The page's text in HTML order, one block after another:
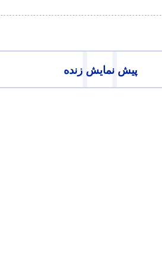
پیش نمایش زنده